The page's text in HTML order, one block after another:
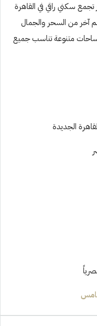
سكني راقي في القاهرة
آخر من السحر والجمال
متنوعة تناسب جميع
الجديدة